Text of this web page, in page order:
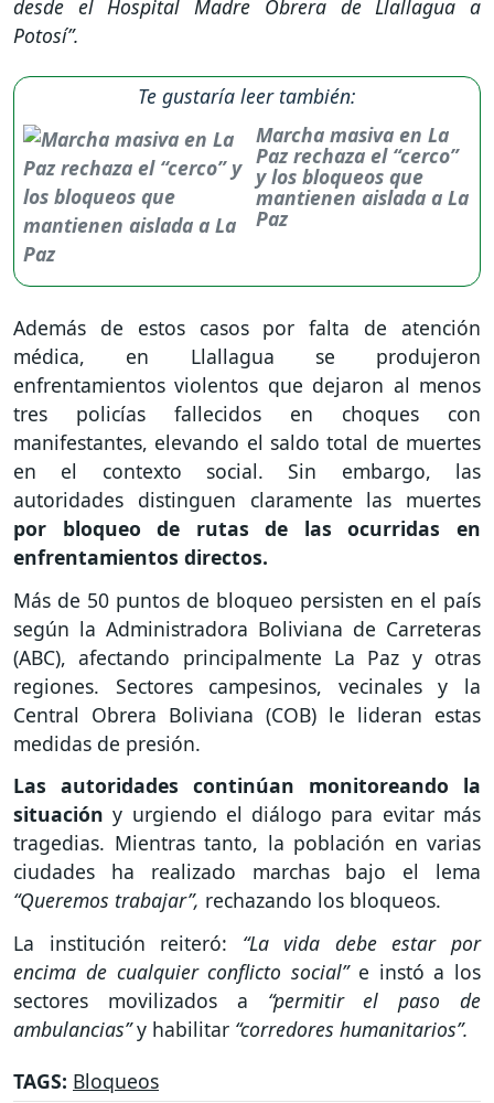
desde el Hospital Madre Obrera de Llallagua a
Potosí”.
Te gustaría leer también:
Marcha masiva en La
Paz rechaza el “cerco”
y los bloqueos que
mantienen aislada a La
Paz
Además de estos casos por falta de atención
médica, en Llallagua se produjeron
enfrentamientos violentos que dejaron al menos
tres policías fallecidos en choques con
manifestantes, elevando el saldo total de muertes
en el contexto social. Sin embargo, las
autoridades distinguen claramente las muertes
por bloqueo de rutas de las ocurridas en
enfrentamientos directos.
Más de 50 puntos de bloqueo persisten en el país
según la Administradora Boliviana de Carreteras
(ABC), afectando principalmente La Paz y otras
regiones. Sectores campesinos, vecinales y la
Central Obrera Boliviana (COB) le lideran estas
medidas de presión.
Las autoridades continúan monitoreando la
situación y urgiendo el diálogo para evitar más
tragedias. Mientras tanto, la población en varias
ciudades ha realizado marchas bajo el lema
“Queremos trabajar”, rechazando los bloqueos.
La institución reiteró: “La vida debe estar por
encima de cualquier conflicto social”e instó a los
sectores movilizados a “permitir el paso de
ambulancias”y habilitar “corredores humanitarios”.
TAGS: Bloqueos